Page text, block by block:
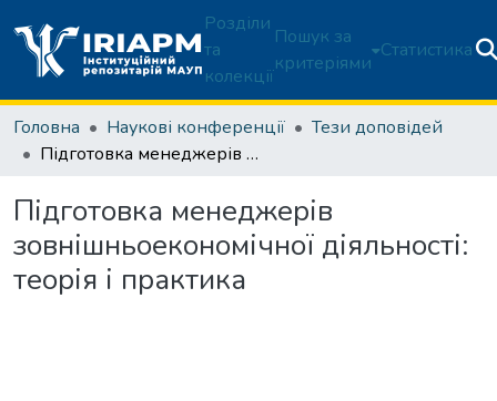
Розділи
та
колекції
Пошук за
критеріями
Статистика
Головна Наукові конференції
Тези доповідей
Підготовка менеджерів зовнішньоекономічної діяльності: теорія і практика
Підготовка менеджерів
зовнішньоекономічної діяльності:
теорія і практика